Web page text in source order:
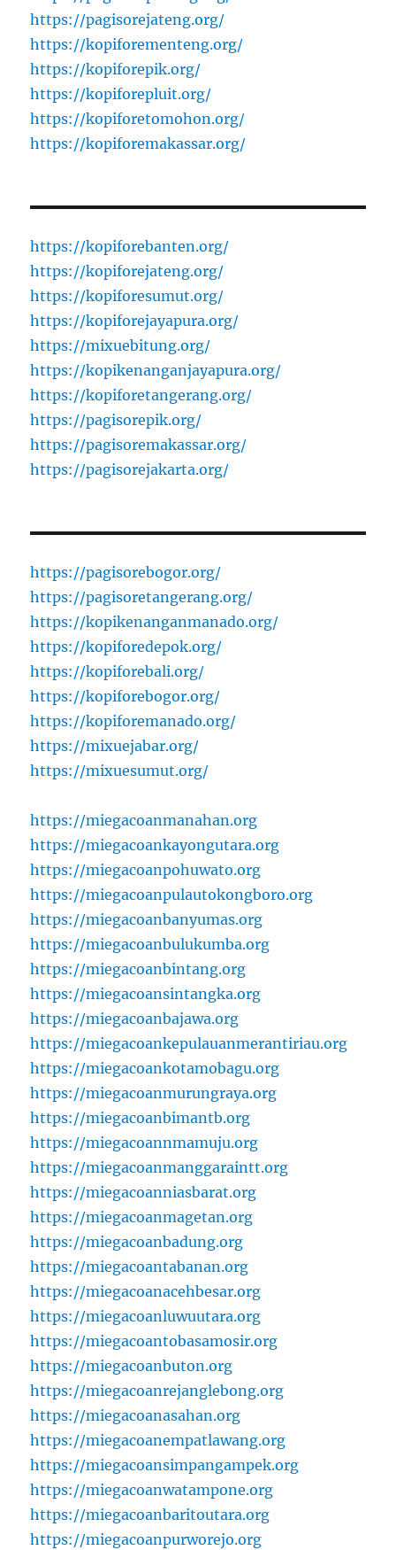
https://pagisorejateng.org/
https://kopiforementeng.org/
https://kopiforepik.org/
https://kopiforepluit.org/
https://kopiforetomohon.org/
https://kopiforemakassar.org/
https://kopiforebanten.org/
https://kopiforejateng.org/
https://kopiforesumut.org/
https://kopiforejayapura.org/
https://mixuebitung.org/
https://kopikenanganjayapura.org/
https://kopiforetangerang.org/
https://pagisorepik.org/
https://pagisoremakassar.org/
https://pagisorejakarta.org/
https://pagisorebogor.org/
https://pagisoretangerang.org/
https://kopikenanganmanado.org/
https://kopiforedepok.org/
https://kopiforebali.org/
https://kopiforebogor.org/
https://kopiforemanado.org/
https://mixuejabar.org/
https://mixuesumut.org/
https://miegacoanmanahan.org
https://miegacoankayongutara.org
https://miegacoanpohuwato.org
https://miegacoanpulautokongboro.org
https://miegacoanbanyumas.org
https://miegacoanbulukumba.org
https://miegacoanbintang.org
https://miegacoansintangka.org
https://miegacoanbajawa.org
https://miegacoankepulauanmerantiriau.org
https://miegacoankotamobagu.org
https://miegacoanmurungraya.org
https://miegacoanbimantb.org
https://miegacoannmamuju.org
https://miegacoanmanggaraintt.org
https://miegacoanniasbarat.org
https://miegacoanmagetan.org
https://miegacoanbadung.org
https://miegacoantabanan.org
https://miegacoanacehbesar.org
https://miegacoanluwuutara.org
https://miegacoantobasamosir.org
https://miegacoanbuton.org
https://miegacoanrejanglebong.org
https://miegacoanasahan.org
https://miegacoanempatlawang.org
https://miegacoansimpangampek.org
https://miegacoanwatampone.org
https://miegacoanbaritoutara.org
https://miegacoanpurworejo.org